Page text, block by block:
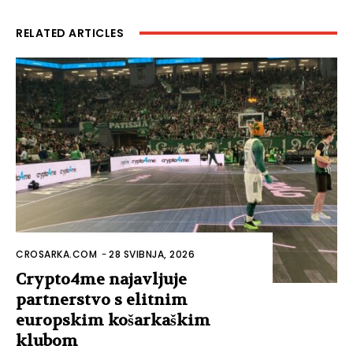
RELATED ARTICLES
CROSARKA.COM -28 SVIBNJA, 2026
Crypto4me najavljuje
partnerstvo s elitnim
europskim košarkaškim
klubom